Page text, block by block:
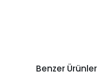
Benzer Ürünler